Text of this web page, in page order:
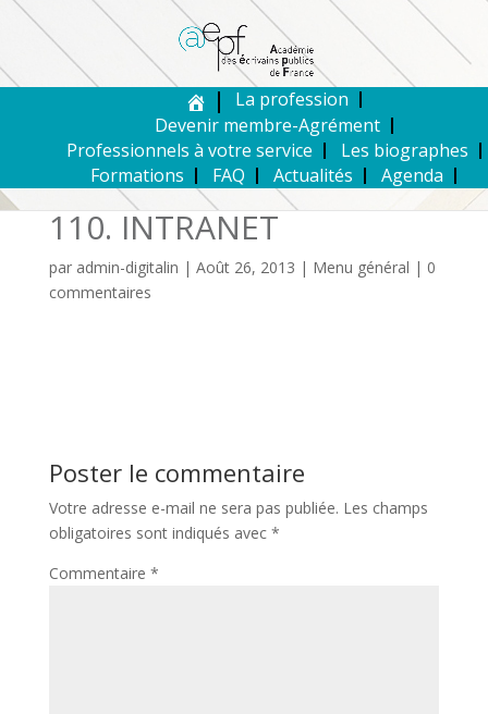
La profession
Devenir membre-Agrément
Professionnels à votre service
Les biographes
Formations
FAQ Actualités Agenda
110. INTRANET
par admin-digitalin | Août 26, 2013 | Menu général | 0
commentaires
Poster le commentaire
Votre adresse e-mail ne sera pas publiée. Les champs
obligatoires sont indiqués avec *
Commentaire *